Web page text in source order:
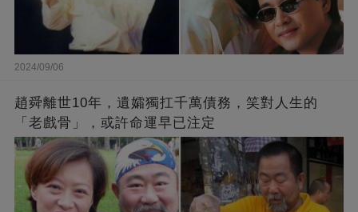
2024/09/06
趙舜離世10年，遺孀獨扛千萬債務，笑對人生的
「老戲骨」，或許命運早已注定